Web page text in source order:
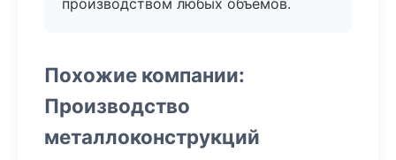
производством любых объемов.
Похожие компании:
Производство
металлоконструкций